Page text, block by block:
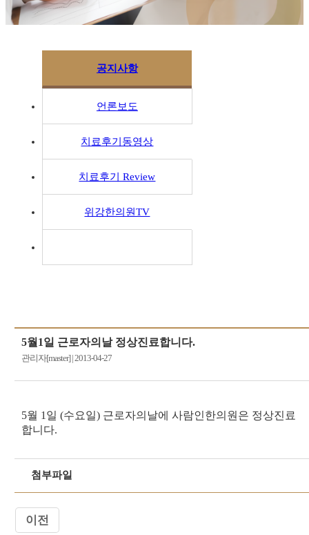
공지사항
언론보도
치료후기동영상
치료후기 Review
위강한의원TV
5월1일 근로자의날 정상진료합니다.
관리자[master]|2013-04-27
5월 1일 (수요일) 근로자의날에 사람인한의원은 정상진료
합니다.
첨부파일
이전